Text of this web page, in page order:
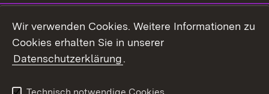
Kontakt
Wir verwenden Cookies. Weitere Informationen zu
Cookies erhalten Sie in unserer
Datenschutzerklärung.